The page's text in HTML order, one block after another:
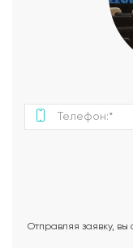
Отправляя заявку,